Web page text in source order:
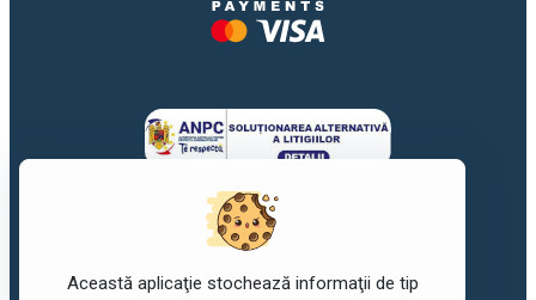
©2017-2026awork. Toate drepturile rezervate.
Această aplicaţie stochează informaţii de tip